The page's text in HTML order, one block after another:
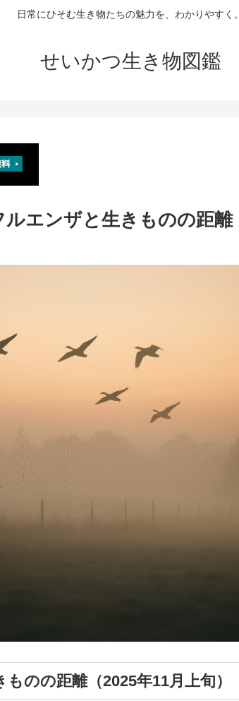
日常にひそむ生き物たちの魅力を、わかりやすく。
せいかつ生き物図鑑
エンザと生きものの距離
のの距離（2025年11月上旬）